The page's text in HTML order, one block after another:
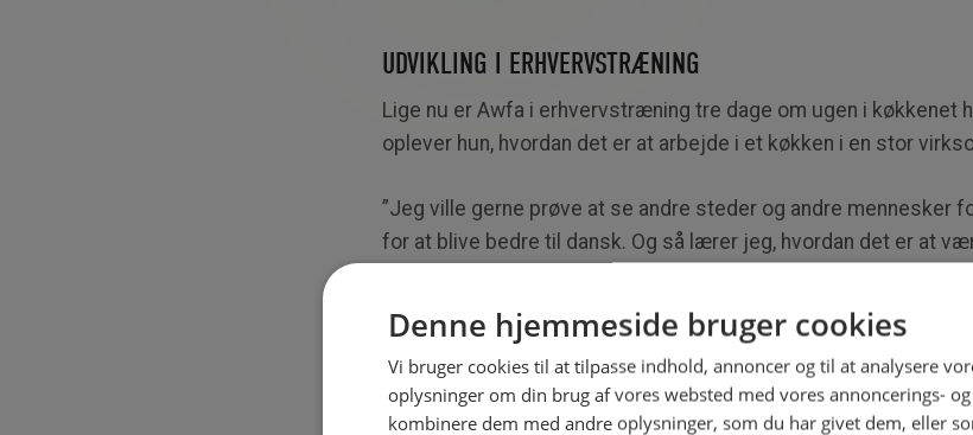
UDVIKLING I ERHVERVSTRÆNING
Lige nu er Awfa i erhvervstræning tre dage om ugen i køkkenet
oplever hun, hvordan det er at arbejde i et køkken i en stor
”Jeg ville gerne prøve at se andre steder og andre mennesker
for at blive bedre til dansk. Og så lærer jeg, hvordan det er at
Inge Christiansen er Head of Canteen hos IFF. Hun er glad for at
erhvervstræning og kan mærke, at det gør en forskel.
Denne hjemmeside bruger cookies
Vi bruger cookies til at tilpasse indhold, annoncer og til at analysere
oplysninger om din brug af vores websted med vores annoncerings-
kombinere dem med andre oplysninger, som du har givet dem, eller